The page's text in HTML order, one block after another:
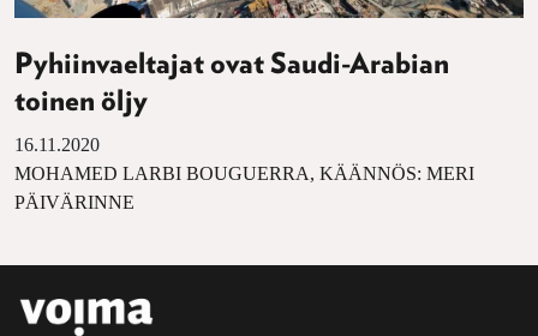
Pyhiinvaeltajat ovat Saudi-Arabian
toinen öljy
16.11.2020
MOHAMED LARBI BOUGUERRA, KÄÄNNÖS: MERI
PÄIVÄRINNE